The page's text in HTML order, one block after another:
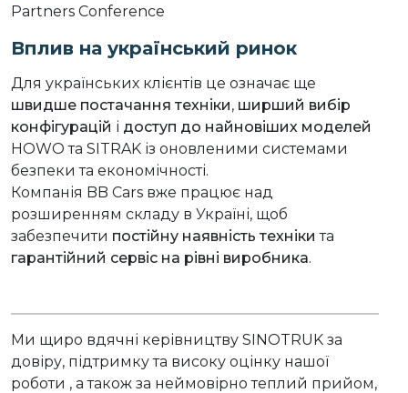
Вплив на український ринок
Для українських клієнтів це означає ще
швидше постачання техніки, ширший вибір
конфігурацій і доступ до найновіших моделей
HOWO та SITRAK із оновленими системами
безпеки та економічності.
Компанія BB Cars вже працює над
розширенням складу в Україні, щоб
забезпечити постійну наявність техніки та
гарантійний сервіс на рівні виробника.
Ми щиро вдячні керівництву SINOTRUK за
довіру, підтримку та високу оцінку нашої
роботи , а також за неймовірно теплий прийом,